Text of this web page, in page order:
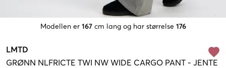
Modellen er 167 cm lang og har størrelse 176
LMTD
GRØNN NLFRICTE TWI NW WIDE CARGO PANT - JENTE